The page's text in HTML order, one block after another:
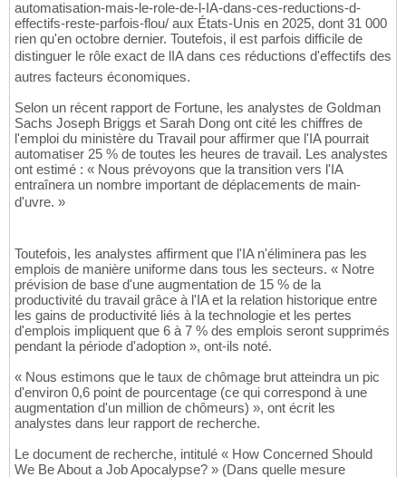
automatisation-mais-le-role-de-l-IA-dans-ces-reductions-d-
effectifs-reste-parfois-flou/ aux États-Unis en 2025, dont 31 000
rien qu'en octobre dernier. Toutefois, il est parfois difficile de
distinguer le rôle exact de lIA dans ces réductions d'effectifs des
autres facteurs économiques.
Selon un récent rapport de Fortune, les analystes de Goldman
Sachs Joseph Briggs et Sarah Dong ont cité les chiffres de
l'emploi du ministère du Travail pour affirmer que l'IA pourrait
automatiser 25 % de toutes les heures de travail. Les analystes
ont estimé : « Nous prévoyons que la transition vers l'IA
entraînera un nombre important de déplacements de main-
d'uvre. »
Toutefois, les analystes affirment que l'IA n'éliminera pas les
emplois de manière uniforme dans tous les secteurs. « Notre
prévision de base d'une augmentation de 15 % de la
productivité du travail grâce à l'IA et la relation historique entre
les gains de productivité liés à la technologie et les pertes
d'emplois impliquent que 6 à 7 % des emplois seront supprimés
pendant la période d'adoption », ont-ils noté.
« Nous estimons que le taux de chômage brut atteindra un pic
d'environ 0,6 point de pourcentage (ce qui correspond à une
augmentation d'un million de chômeurs) », ont écrit les
analystes dans leur rapport de recherche.
Le document de recherche, intitulé « How Concerned Should
We Be About a Job Apocalypse? » (Dans quelle mesure